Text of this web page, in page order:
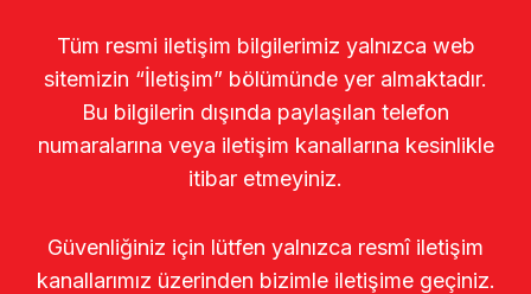
Tüm resmi iletişim bilgilerimiz yalnızca web
sitemizin “İletişim” bölümünde yer almaktadır.
Bu bilgilerin dışında paylaşılan telefon
numaralarına veya iletişim kanallarına kesinlikle
itibar etmeyiniz.
Güvenliğiniz için lütfen yalnızca resmî iletişim
kanallarımız üzerinden bizimle iletişime geçiniz.